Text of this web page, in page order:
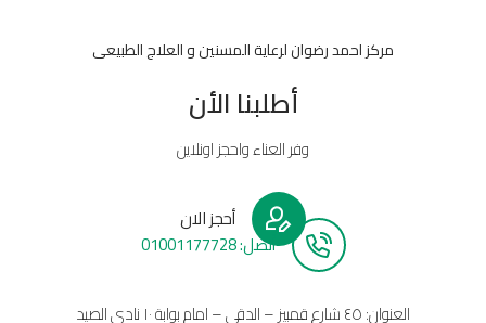
مركز احمد رضوان لرعاية المسنين و العلاج الطبيعى
أطلبنا الأن
وفر العناء واحجز اونلاين
أحجز الان
أتصل: 01001177728
العنوان: ٤٥ شارع قمبيز – الدقي – امام بوابة ١٠ نادي الصيد